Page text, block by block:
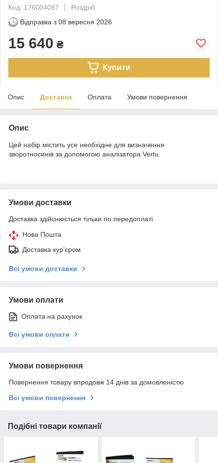
Код: 176004087
Роздріб
Відправка з 08 вересня 2026
15 640 ₴
Купити
Опис Доставка Оплата Умови повернення
Опис
Цей набір містить усе необхідне для визначення
зворотносинів за допомогою аналізатора Vertu.
Умови доставки
Доставка здійснюється тільки по передоплаті.
Нова Пошта
Доставка кур'єром
Всі умови доставки
Умови оплати
Оплата на рахунок
Всі умови оплати
Умови повернення
Повернення товару впродовж 14 днів за домовленістю
Всі умови повернення
Подібні товари компанії